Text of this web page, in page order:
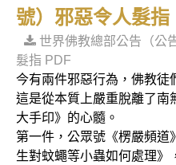
號）邪惡令人髮指
世界佛教總部公告（公
髮指 PDF
今有兩件邪惡行為，佛教徒
這是從本質上嚴重脫離了南
大手印》的心髓。
第一件，公眾號《楞嚴頻道
生對蚊蠅等小蟲如何處理》